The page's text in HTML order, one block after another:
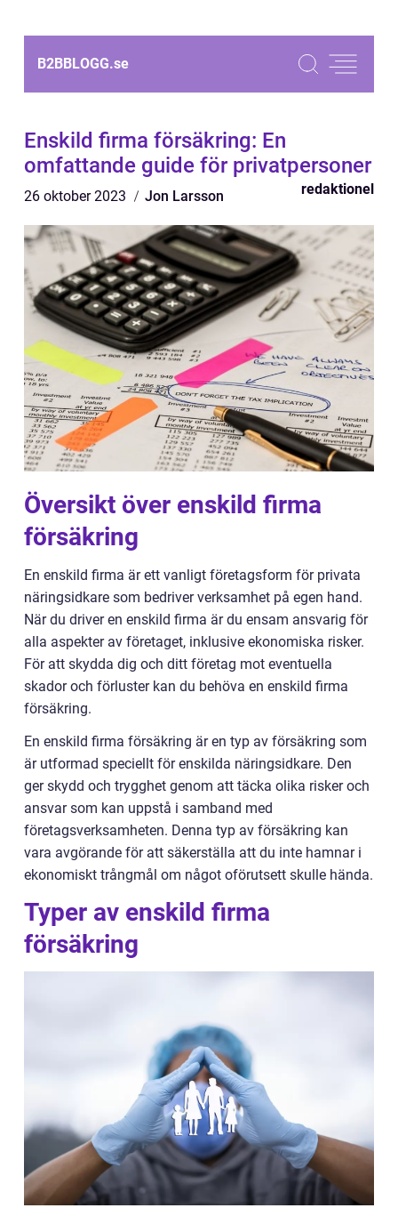
B2BBLOGG.se
Enskild firma försäkring: En
omfattande guide för privatpersoner
26 oktober 2023 Jon Larsson redaktionel
Översikt över enskild firma
försäkring
En enskild firma är ett vanligt företagsform för privata
näringsidkare som bedriver verksamhet på egen hand.
När du driver en enskild firma är du ensam ansvarig för
alla aspekter av företaget, inklusive ekonomiska risker.
För att skydda dig och ditt företag mot eventuella
skador och förluster kan du behöva en enskild firma
försäkring.
En enskild firma försäkring är en typ av försäkring som
är utformad speciellt för enskilda näringsidkare. Den
ger skydd och trygghet genom att täcka olika risker och
ansvar som kan uppstå i samband med
företagsverksamheten. Denna typ av försäkring kan
vara avgörande för att säkerställa att du inte hamnar i
ekonomiskt trångmål om något oförutsett skulle hända.
Typer av enskild firma
försäkring